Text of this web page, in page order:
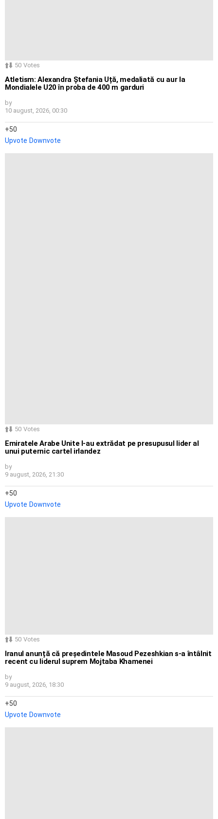
50 Votes
Atletism: Alexandra Ștefania Uță, medaliată cu aur la
Mondialele U20 în proba de 400 m garduri
by
10 august, 2026, 00:30
50
Upvote Downvote
50 Votes
Emiratele Arabe Unite l-au extrădat pe presupusul lider al
unui puternic cartel irlandez
by
9 august, 2026, 21:30
50
Upvote Downvote
50 Votes
Iranul anunță că președintele Masoud Pezeshkian s-a întâlnit
recent cu liderul suprem Mojtaba Khamenei
by
9 august, 2026, 18:30
50
Upvote Downvote